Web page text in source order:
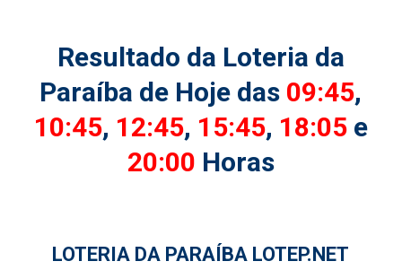
Resultado da Loteria da
Paraíba de Hoje das 09:45,
10:45, 12:45, 15:45, 18:05 e
20:00 Horas
LOTERIA DA PARAÍBA LOTEP.NET